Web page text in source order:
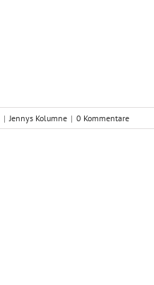
| Jennys Kolumne | 0 Kommentare